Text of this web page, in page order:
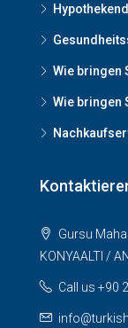
Wie bringen
Wie bringen
Gursu
KONYAALTI /
Call us +90